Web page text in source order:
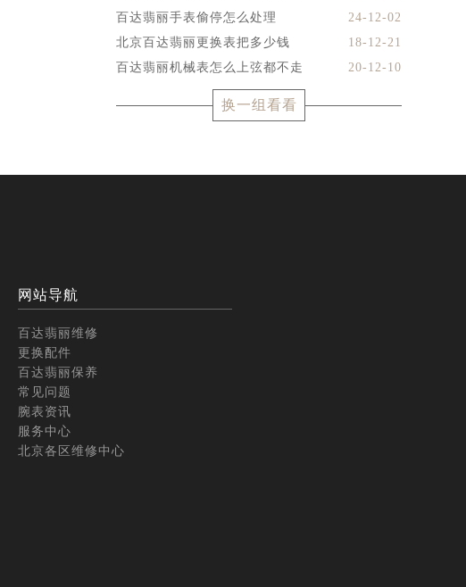
百达翡丽手表偷停怎么处理
24-12-02
北京百达翡丽更换表把多少钱
18-12-21
百达翡丽机械表怎么上弦都不走
20-12-10
换一组看看
网站导航
百达翡丽维修
更换配件
百达翡丽保养
常见问题
腕表资讯
服务中心
北京各区维修中心